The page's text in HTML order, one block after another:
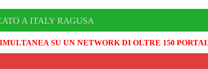
A ITALY RAGUSA
SU UN NETWORK DI OLTRE 150